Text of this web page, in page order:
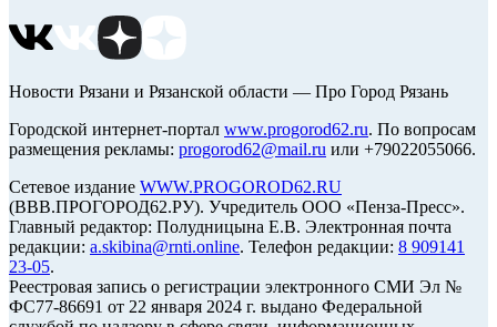
Новости Рязани и Рязанской области — Про Город Рязань
Городской интернет-портал www.progorod62.ru. По вопросам
размещения рекламы: progorod62@mail.ru или +79022055066.
Сетевое издание WWW.PROGOROD62.RU
(ВВВ.ПРОГОРОД62.РУ). Учредитель ООО «Пенза-Пресс».
Главный редактор: Полудницына Е.В. Электронная почта
редакции: a.skibina@rnti.online. Телефон редакции: 8 909141
23-05.
Реестровая запись о регистрации электронного СМИ Эл №
ФС77-86691 от 22 января 2024 г. выдано Федеральной